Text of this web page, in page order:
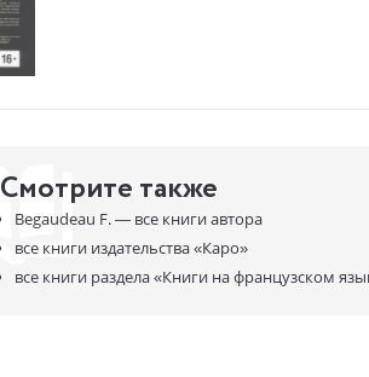
Смотрите также
Begaudeau F. — все книги автора
все книги издательства«Каро»
все книги раздела«Книги на французском